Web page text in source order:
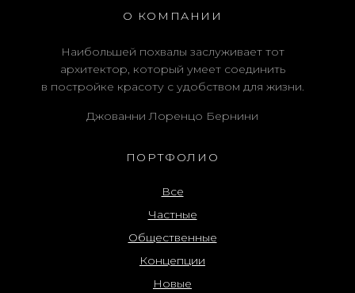
О КОМПАНИИ
Наибольшей похвалы заслуживает тот
архитектор, который умеет соединить
в постройке красоту с удобством для жизни.
Джованни Лоренцо Бернини
ПОРТФОЛИО
Все
Частные
Общественные
Концепции
Новые